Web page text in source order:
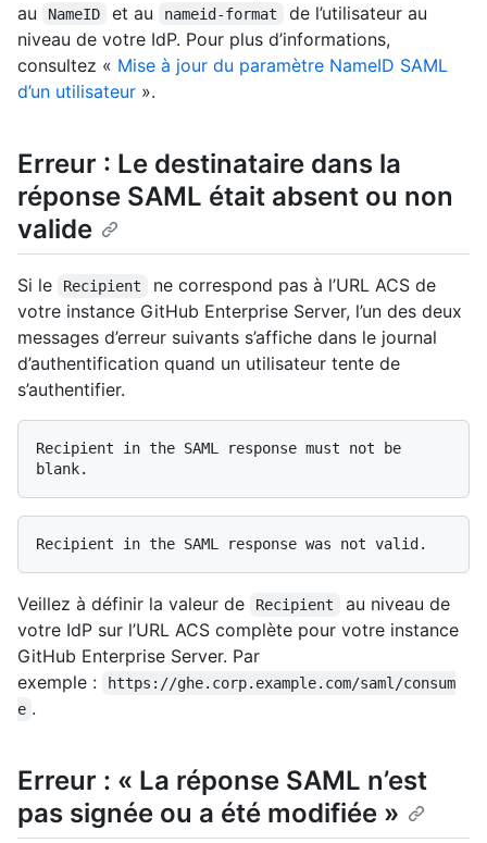
au
NameID et au nameid-format
de l’utilisateur au
niveau de votre IdP. Pour plus d’informations,
consultez « Mise à jour du paramètre NameID SAML
d’un utilisateur ».
Erreur : Le destinataire dans la
réponse SAML était absent ou non
valide
Si le Recipient
ne correspond pas à l’URL ACS de
votre instance GitHub Enterprise Server, l’un des deux
messages d’erreur suivants s’affiche dans le journal
d’authentification quand un utilisateur tente de
s’authentifier.
Recipient in the SAML response must not be
Veillez à définir la valeur de Recipient
au niveau de
votre IdP sur l’URL ACS complète pour votre instance
GitHub Enterprise Server. Par
exemple :
https://ghe.corp.example.com/saml/consum
e .
Erreur : « La réponse SAML n’est
pas signée ou a été modifiée »